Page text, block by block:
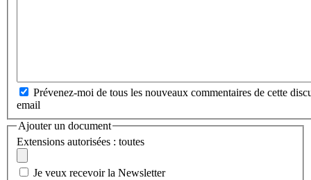
Prévenez-moi de tous les nouveaux commentaires de cette
email
Ajouter un document
Extensions autorisées : toutes
Je veux recevoir la Newsletter